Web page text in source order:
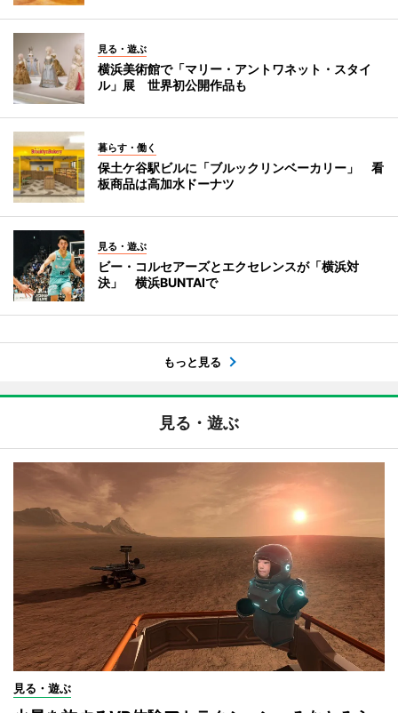
見る・遊ぶ
横浜美術館で「マリー・アントワネット・スタイ
ル」展 世界初公開作品も
暮らす・働く
保土ケ谷駅ビルに「ブルックリンベーカリー」 看
板商品は高加水ドーナツ
見る・遊ぶ
ビー・コルセアーズとエクセレンスが「横浜対
決」 横浜BUNTAIで
もっと見る
見る・遊ぶ
見る・遊ぶ